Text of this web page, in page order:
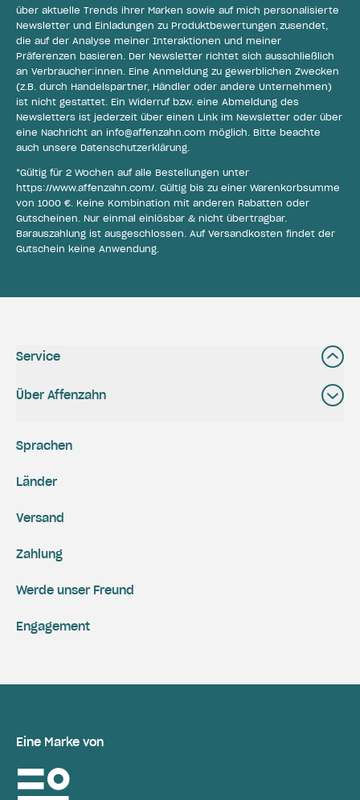
über aktuelle Trends ihrer Marken sowie auf mich personalisierte
Newsletter und Einladungen zu Produktbewertungen zusendet,
die auf der Analyse meiner Interaktionen und meiner
Präferenzen basieren. Der Newsletter richtet sich ausschließlich
an Verbraucher:innen. Eine Anmeldung zu gewerblichen Zwecken
(z.B. durch Handelspartner, Händler oder andere Unternehmen)
ist nicht gestattet. Ein Widerruf bzw. eine Abmeldung des
Newsletters ist jederzeit über einen Link im Newsletter oder über
eine Nachricht an info@affenzahn.com möglich. Bitte beachte
auch unsere Datenschutzerklärung.
*Gültig für 2 Wochen auf alle Bestellungen unter
https://www.affenzahn.com/. Gültig bis zu einer Warenkorbsumme
von 1000 €. Keine Kombination mit anderen Rabatten oder
Gutscheinen. Nur einmal einlösbar & nicht übertragbar.
Barauszahlung ist ausgeschlossen. Auf Versandkosten findet der
Gutschein keine Anwendung.
Service
Über Affenzahn
Versand
Zahlung
Engagement
Werde unser Freund
Sprachen
Länder
Eine Marke von